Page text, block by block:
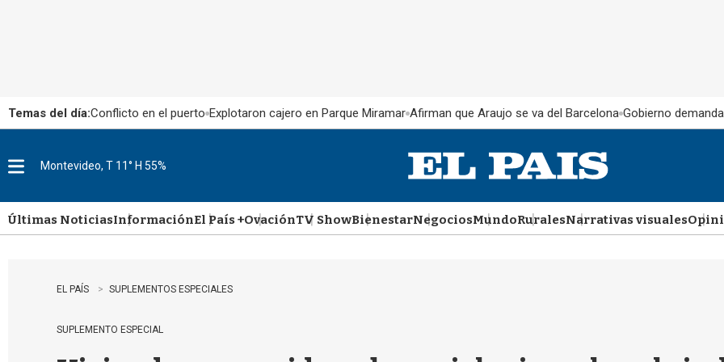
Temas del día:Conflicto en el puerto Explotaron cajero en Parque Miramar Afirman que Araujo se va del Barcelona Gobierno
u
Montevideo, T 11° H 55%
Últimas NoticiasInformaciónEl País +OvaciónTV ShowBienestarNegociosMundoRuralesNarrativas visuales
EL PAÍS SUPLEMENTOS ESPECIALES
SUPLEMENTO ESPECIAL